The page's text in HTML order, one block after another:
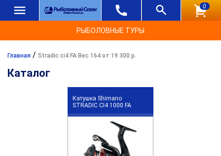
0
РЫБОЛОВНЫЕ ТУРЫ
Главная / Stradic ci4 FA Вес 164 от 19 300 р.
Каталог
Катушка Shimano
STRADIC CI4 1000 FA